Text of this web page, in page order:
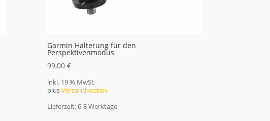
Garmin Halterung für den
Perspektivenmodus
99,00 €
inkl. 19 % MwSt.
plusVersandkosten
Lieferzeit:6-8 Werktage